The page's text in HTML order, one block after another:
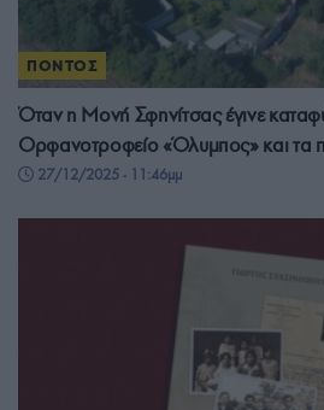
ΠΟΝΤΟΣ
Όταν η Μονή Σφηνίτσας έγινε
Ορφανοτροφείο «Όλυμπος» και τα
27/12/2025 - 11:46μμ